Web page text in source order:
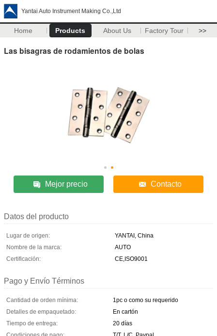
Yantai Auto Instrument Making Co.,Ltd
Home Products About Us Factory Tour >>
Las bisagras de rodamientos de bolas
Mejor precio Contacto
Datos del producto
Lugar de origen:
YANTAI, China
Nombre de la marca:
AUTO
Certificación:
CE,ISO9001
Pago y Envío Términos
Cantidad de orden mínima:
1pc o como su requerido
Detalles de empaquetado:
En cartón
Tiempo de entrega:
20 días